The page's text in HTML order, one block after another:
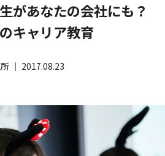
があなたの会社にも？
キャリア教育
│ 2017.08.23